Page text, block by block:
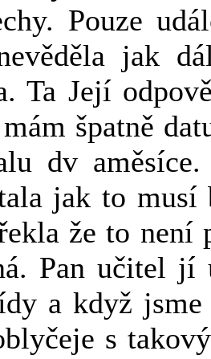
Pouze
jak
Ta Její
špatně
dv
jak to musí
že to není
Pan učitel
a když
s